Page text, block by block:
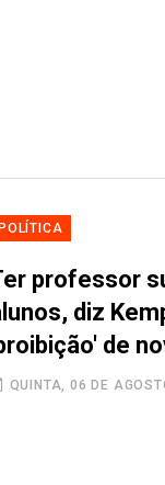
professor
diz
de
QUINTA, 06 DE